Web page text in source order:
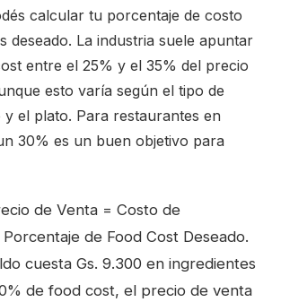
calcular tu porcentaje de costo
deseado. La industria suele apuntar
entre el 25% y el 35% del precio
esto varía según el tipo de
y el plato. Para restaurantes en
30% es un buen objetivo para
de Venta = Costo de
de Food Cost Deseado.
cuesta Gs. 9.300 en ingredientes
de food cost, el precio de venta